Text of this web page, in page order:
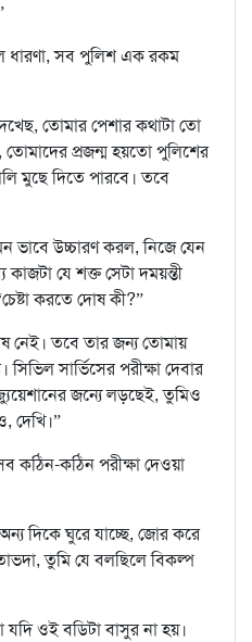
ধারণা, সব পুলিশ এক রকম
তোমার পেশার কথাটা তো
তোমাদের প্রজন্ম হয়তো পুলিশের
মুছে দিতে পারবে। তবে
ভাবে উচ্চারণ করল, নিজে যেন
যে শক্ত সেটা দময়ন্তী
করতে দোষ কী?”
নেই। তবে তার জন্য তোমায়
সার্ভিসের পরীক্ষা দেবার
জন্যে লড়ছেই, তুমিও
দেখি।”
কঠিন-কঠিন পরীক্ষা দেওয়া
দিকে ঘুরে যাচ্ছে, জোর করে
তুমি যে বলছিলে বিকল্প
ওই বডিটা বাসুর না হয়।